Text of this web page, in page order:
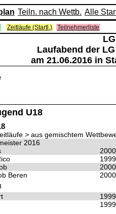
Teiln. nach Wettb. Alle
Zeitläufe (Startl.) Teilnehmerliste
Laufabend der
am 21.06.2016 in
U18
> aus gemischtem
2016
2000
1999
2000
Beren 2000
1999
1999